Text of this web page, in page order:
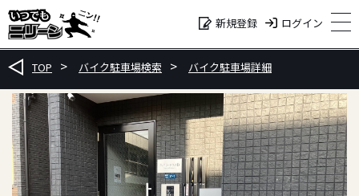
新規登録 ログイン
TOP バイク駐車場検索 バイク駐車場詳細